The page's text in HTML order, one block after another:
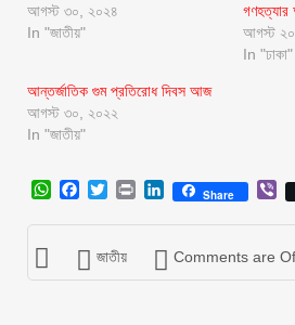
আগস্ট ৩০, ২০২৪
In "জাতীয়"
গণহত্যার
আগস্ট
In "ঢাকা"
আন্তর্জাতিক গুম প্রতিরোধ দিবস আজ
আগস্ট ৩০, ২০২২
In "জাতীয়"
WhatsApp
Facebook
Twitter
Print LinkedIn
Share
জাতীয় Comments are